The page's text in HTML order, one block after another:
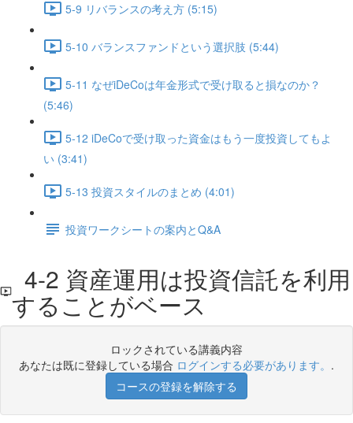
5-9 リバランスの考え方 (5:15)
5-10 バランスファンドという選択肢 (5:44)
5-11 なぜiDeCoは年金形式で受け取ると損なのか？
(5:46)
5-12 iDeCoで受け取った資金はもう一度投資してもよ
い (3:41)
5-13 投資スタイルのまとめ (4:01)
投資ワークシートの案内とQ&A
4-2 資産運用は投資信託を利用
することがベース
ロックされている講義内容
あなたは既に登録している場合 ログインする必要があります。 .
コースの登録を解除する